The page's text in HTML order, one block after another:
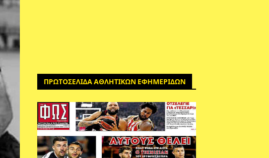
ΠΡΩΤΟΣΕΛΙΔΑ ΑΘΛΗΤΙΚΩΝ ΕΦΗΜΕΡΙΔΩΝ